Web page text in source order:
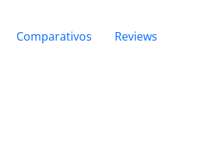
Comparativos Reviews